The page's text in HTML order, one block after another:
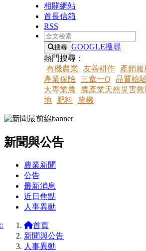
相關網站
首長信箱
RSS
全文檢索
搜尋 GOOGLE搜尋
熱門搜尋：
有機農業
友善耕作 產銷履
產業保險
三章一Q 品質檢
大專業農
農產業天然災害救
地
肥料 農機
新聞與公告
農業新聞
公告
最新消息
近日焦點
人事異動
首頁
新聞與公告
人事異動